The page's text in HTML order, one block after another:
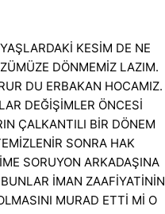
KESİM DE NE
DÖNMEMİZ LAZIM.
DU ERBAKAN HOCAMIZ.
DEĞİŞİMLER ÖNCESİ
ÇALKANTILI BİR DÖNEM
SONRA HAK
SORUYON ARKADAŞINA
İMAN ZAAFİYATİNİN
MURAD ETTİ Mİ O